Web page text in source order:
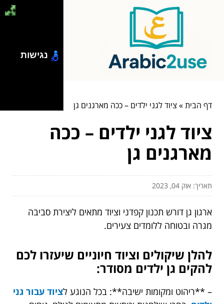
דף הבית» ציוד לגני ילדים – ככה מארגנים גן
ציוד לגני ילדים – ככה
מארגנים גן
תאריך: אוק 04, 2023
ארגון גן דורש תכנון קפדני וציוד מתאים ליצירת סביבה
מגרה ובטוחה ללומדים צעירים.
להלן שיקולים וציוד חיוניים שיעזרו לכם
להקים גן ילדים מסודר:
– **ריהוט ומקומות ישיבה**: בכל הנוגע לציוד עבור גני
נגישות